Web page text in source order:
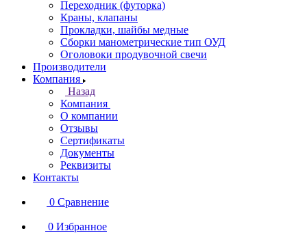
Переходник (футорка)
Краны, клапаны
Прокладки, шайбы медные
Сборки манометрические тип ОУД
Оголовоки продувочной свечи
Производители
Компания
Назад
Компания
О компании
Отзывы
Сертификаты
Документы
Реквизиты
Контакты
0 Сравнение
0 Избранное